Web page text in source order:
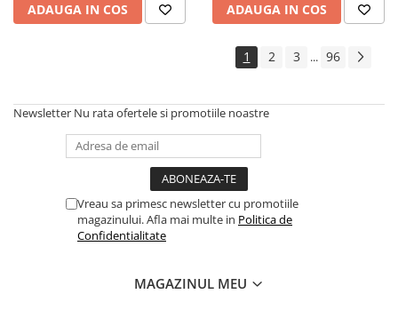
Accesorii parchet
Benzi adezive
Tencuieli decorative si vopsele
Vopsele speciale si spray vopsea
Unelte si accesorii pentru zidarie si
ADAUGA IN COS ADAUGA IN COS
1 2 3 ... 96
Newsletter Nu rata ofertele si promotiile noastre
Vreau sa primesc newsletter cu promotiile
magazinului. Afla mai multe in Politica de
Confidentialitate
MAGAZINUL MEU